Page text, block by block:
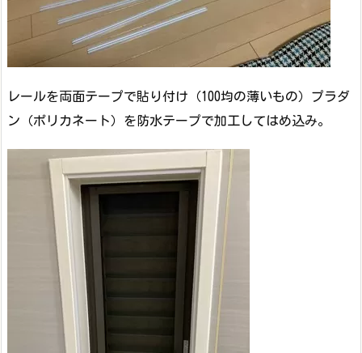
レールを両面テープで貼り付け（100均の薄いもの）プラダ
ン（ポリカネート）を防水テープで加工してはめ込み。